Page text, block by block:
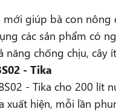
mới giúp bà con
các sản phẩm có
chống chịu, cây
- Tika
- Tika cho 200 lít
xuất hiện, mỗi lần